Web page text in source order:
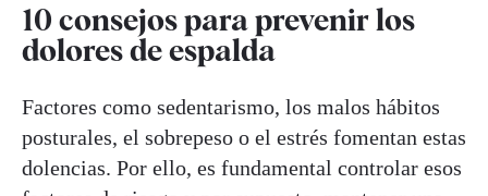
10 consejos para prevenir los
dolores de espalda
Factores como sedentarismo, los malos hábitos
posturales, el sobrepeso o el estrés fomentan estas
dolencias. Por ello, es fundamental controlar esos